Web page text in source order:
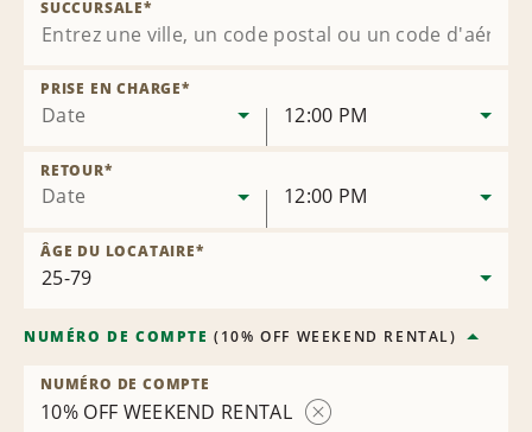
SUCCURSALE*
Date
PRISE EN CHARGE*
12:00 PM
Date
RETOUR*
12:00 PM
ÂGE DU LOCATAIRE*
NUMÉRO DE COMPTE (10% OFF WEEKEND RENTAL)
NUMÉRO DE COMPTE
10% OFF WEEKEND RENTAL